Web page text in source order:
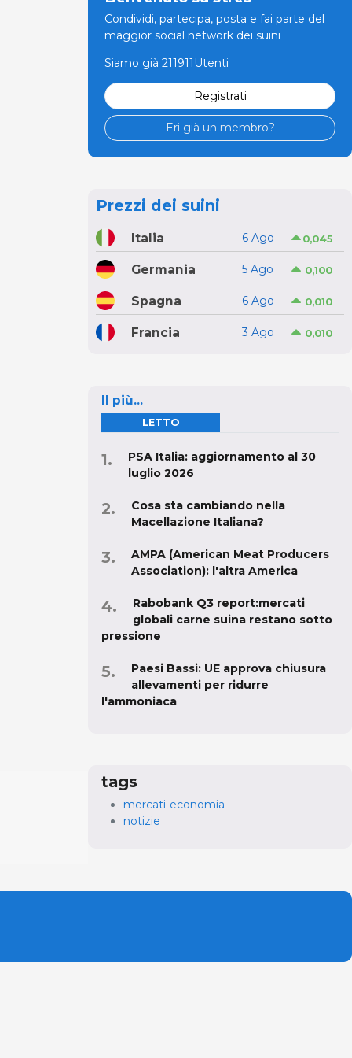
Condividi, partecipa, posta e fai parte del
maggior social network dei suini
Siamo già 211911Utenti
Registrati
Eri già un membro?
Prezzi dei suini
Italia 6 Ago 0,045
Germania 5 Ago 0,100
Spagna 6 Ago 0,010
Francia 3 Ago 0,010
Il più...
LETTO
PSA Italia: aggiornamento al 30
luglio 2026
Cosa sta cambiando nella
Macellazione Italiana?
AMPA (American Meat Producers
Association): l'altra America
Rabobank Q3 report:mercati
globali carne suina restano sotto
pressione
Paesi Bassi: UE approva chiusura
allevamenti per ridurre
l'ammoniaca
tags
mercati-economia
notizie